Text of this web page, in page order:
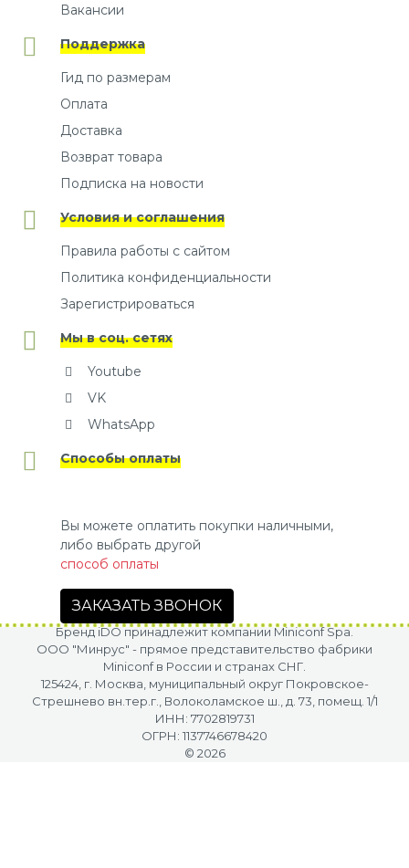
Вакансии
Поддержка
Гид по размерам
Оплата
Доставка
Возврат товара
Подписка на новости
Условия и соглашения
Правила работы с сайтом
Политика конфиденциальности
Зарегистрироваться
Мы в соц. сетях
Youtube
VK
WhatsApp
Способы оплаты
Вы можете оплатить покупки наличными,
либо выбрать другой
способ оплаты
ЗАКАЗАТЬ ЗВОНОК
Бренд iDO принадлежит компании Miniconf Spa.
OOO "Минрус" - прямое представительство фабрики
Miniconf в России и странах СНГ.
125424, г. Москва, муниципальный округ Покровское-
Стрешнево вн.тер.г., Волоколамское ш., д. 73, помещ. 1/1
ИНН: 7702819731
ОГРН: 1137746678420
© 2026